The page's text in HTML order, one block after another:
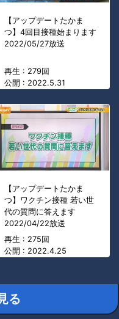
【アップデートたかま
つ】4回目接種始まります
2022/05/27放送
再生 : 279回
公開 : 2022.5.31
【アップデートたかま
つ】ワクチン接種 若い世
代の質問に答えます
2022/04/22放送
再生 : 275回
公開 : 2022.4.25
る